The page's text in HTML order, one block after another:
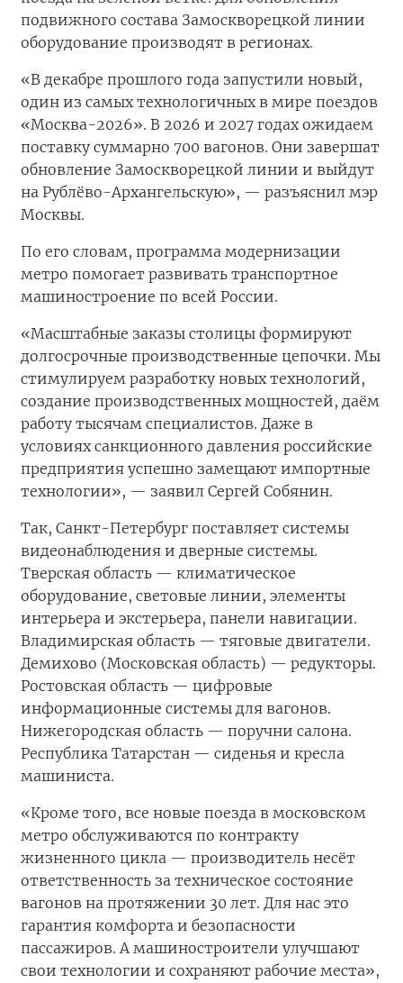
подвижного состава Замоскворецкой линии
оборудование производят в регионах.
«В декабре прошлого года запустили новый,
один из самых технологичных в мире поездов
«Москва-2026». В 2026 и 2027 годах ожидаем
поставку суммарно 700 вагонов. Они завершат
обновление Замоскворецкой линии и выйдут
на Рублёво-Архангельскую», — разъяснил мэр
Москвы.
По его словам, программа модернизации
метро помогает развивать транспортное
машиностроение по всей России.
«Масштабные заказы столицы формируют
долгосрочные производственные цепочки. Мы
стимулируем разработку новых технологий,
создание производственных мощностей, даём
работу тысячам специалистов. Даже в
условиях санкционного давления российские
предприятия успешно замещают импортные
технологии», — заявил Сергей Собянин.
Так, Санкт-Петербург поставляет системы
видеонаблюдения и дверные системы.
Тверская область — климатическое
оборудование, световые линии, элементы
интерьера и экстерьера, панели навигации.
Владимирская область — тяговые двигатели.
Демихово (Московская область) — редукторы.
Ростовская область — цифровые
информационные системы для вагонов.
Нижегородская область — поручни салона.
Республика Татарстан — сиденья и кресла
машиниста.
«Кроме того, все новые поезда в московском
метро обслуживаются по контракту
жизненного цикла — производитель несёт
ответственность за техническое состояние
вагонов на протяжении 30 лет. Для нас это
гарантия комфорта и безопасности
пассажиров. А машиностроители улучшают
свои технологии и сохраняют рабочие места»,